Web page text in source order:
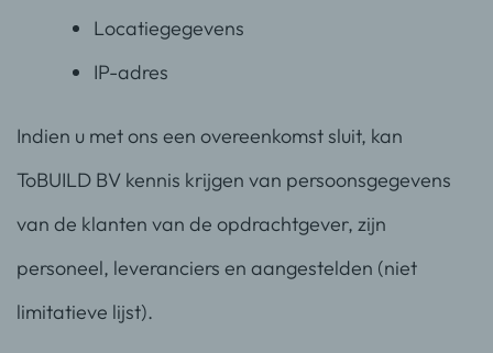
Locatiegegevens
IP-adres
Indien u met ons een overeenkomst sluit, kan
ToBUILD BV kennis krijgen van persoonsgegevens
van de klanten van de opdrachtgever, zijn
personeel, leveranciers en aangestelden (niet
limitatieve lijst).